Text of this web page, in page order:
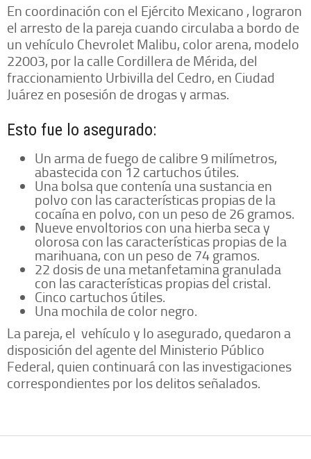
En coordinación con el Ejército Mexicano , lograron
el arresto de la pareja cuando circulaba a bordo de
un vehículo Chevrolet Malibu, color arena, modelo
22003, por la calle Cordillera de Mérida, del
fraccionamiento Urbivilla del Cedro, en Ciudad
Juárez en posesión de drogas y armas.
Esto fue lo asegurado:
Un arma de fuego de calibre 9 milímetros,
abastecida con 12 cartuchos útiles.
Una bolsa que contenía una sustancia en
polvo con las características propias de la
cocaína en polvo, con un peso de 26 gramos.
Nueve envoltorios con una hierba seca y
olorosa con las características propias de la
marihuana, con un peso de 74 gramos.
22 dosis de una metanfetamina granulada
con las características propias del cristal.
Cinco cartuchos útiles.
Una mochila de color negro.
La pareja, el vehículo y lo asegurado, quedaron a
disposición del agente del Ministerio Público
Federal, quien continuará con las investigaciones
correspondientes por los delitos señalados.